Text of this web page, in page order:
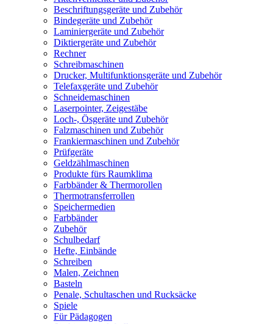
Beschriftungsgeräte und Zubehör
Bindegeräte und Zubehör
Laminiergeräte und Zubehör
Diktiergeräte und Zubehör
Rechner
Schreibmaschinen
Drucker, Multifunktionsgeräte und Zubehör
Telefaxgeräte und Zubehör
Schneidemaschinen
Laserpointer, Zeigestäbe
Loch-, Ösgeräte und Zubehör
Falzmaschinen und Zubehör
Frankiermaschinen und Zubehör
Prüfgeräte
Geldzählmaschinen
Produkte fürs Raumklima
Farbbänder & Thermorollen
Thermotransferrollen
Speichermedien
Farbbänder
Zubehör
Schulbedarf
Hefte, Einbände
Schreiben
Malen, Zeichnen
Basteln
Penale, Schultaschen und Rucksäcke
Spiele
Für Pädagogen